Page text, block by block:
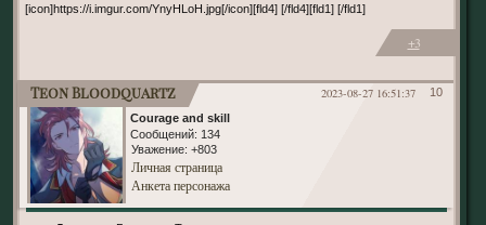
[icon]https://i.imgur.com/YnyHLoH.jpg[/icon][fld4] [/fld4][fld1] [/fld1]
+3
10
2023-08-27 16:51:37
Teon Bloodquartz
Courage and skill
Сообщений: 134
Уважение: +803
Личная страница
Анкета персонажа